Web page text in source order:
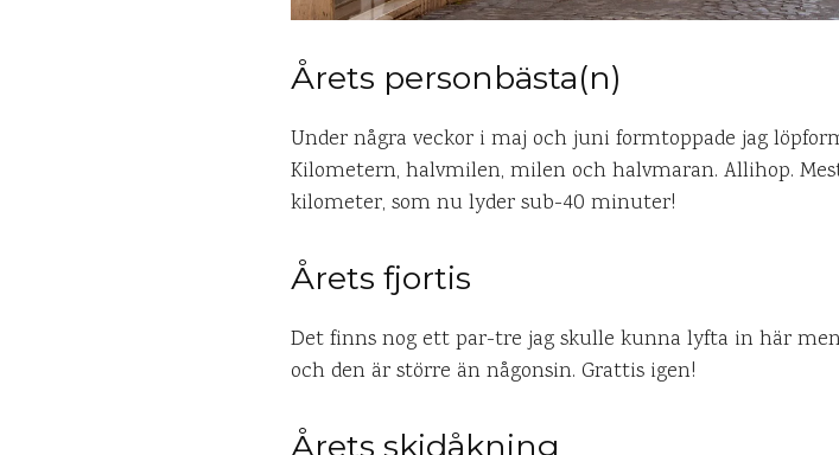
Årets personbästa(n)
Under några veckor i maj och juni formtoppade jag
Kilometern, halvmilen, milen och halvmaran. Allihop.
kilometer, som nu lyder sub-40 minuter!
Årets fjortis
Det finns nog ett par-tre jag skulle kunna lyfta in här
och den är större än någonsin. Grattis igen!
Årets skidåkning